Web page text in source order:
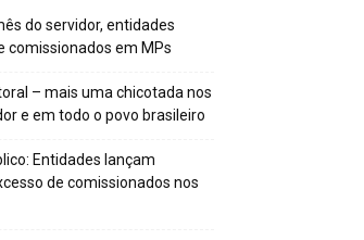
do servidor, entidades
comissionados em MPs
– mais uma chicotada nos
e em todo o povo brasileiro
Entidades lançam
de comissionados nos